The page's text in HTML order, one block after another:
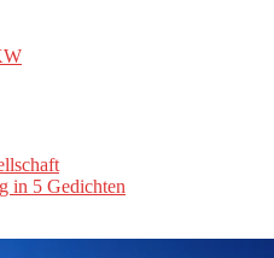
in 5 Gedichten